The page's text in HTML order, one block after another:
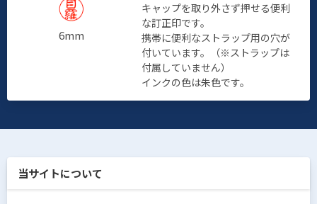
6mm
キャップを取り外さず押せる便利
な訂正印です。
携帯に便利なストラップ用の穴が
付いています。（※ストラップは
付属していません）
インクの色は朱色です。
当サイトについて